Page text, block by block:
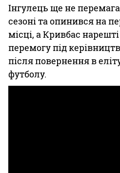
Інгулець ще не
сезоні та опинився на
місці, а Кривбас
перемогу під
після повернення в
футболу.